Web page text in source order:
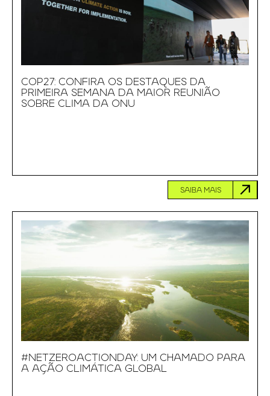
COP27: CONFIRA OS DESTAQUES DA
PRIMEIRA SEMANA DA MAIOR REUNIÃO
SOBRE CLIMA DA ONU
SAIBA MAIS
#NETZEROACTIONDAY: UM CHAMADO PARA
A AÇÃO CLIMÁTICA GLOBAL